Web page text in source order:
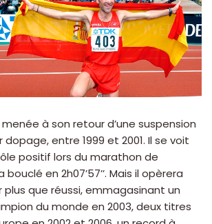
à son retour d’une suspension
entre 1999 et 2001. Il se voit
positif lors du marathon de
en 2h07’57’’. Mais il opèrera
que réussi, emmagasinant un
du monde en 2003, deux titres